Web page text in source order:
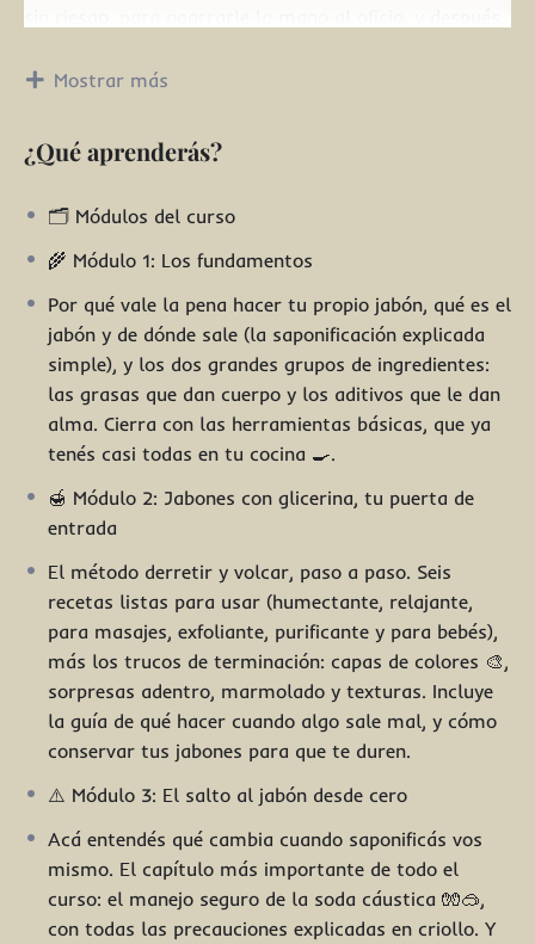
cáustica, como lo hacían los maestros jaboneros de
vas a perder el miedo a la soda con las precauciones
justas, y vas a terminar con fórmulas propias, curadas
laboratorio: es lo mismo que vengo compartiendo con
la bioconstrucción y la permacultura, aplicado a algo
🌱 Nivel: desde cero, no necesitás saber nada de
química ni tener experiencia previa.
⏳ Duración: autogestionado, a tu ritmo. La primera
parte (glicerina) se hace en una tarde. La segunda
parte (frío) incluye un tiempo de curado de 4 a 6
pantalla.
🧰 Qué necesitás: balanza de cocina, olla, moldes y
utensilios básicos (todo detallado en el Módulo 1). Para
la parte de jabón desde cero: antiparras, guantes y
soda cáustica.
📦 Incluye: manual completo en PDF, 11 recetas
resueltas (6 de glicerina + 5 de frío), glosario y
plantilla de registro de recetas.
Si alguna vez te preguntaste qué lleva de verdad el
jabón que usás todos los días, este es el lugar para
empezar a responderlo con tus propias manos.
Arrancá cuando quieras, no hay apuro: primero la
pelotita, después la maqueta, y un día, sin darte
cuenta, tu propia fórmula. 🌱🧼
Mostrar más
¿Qué aprenderás?
🗂️ Módulos del curso
🌾 Módulo 1: Los fundamentos
Por qué vale la pena hacer tu propio jabón, qué es el
jabón y de dónde sale (la saponificación explicada
simple), y los dos grandes grupos de ingredientes:
las grasas que dan cuerpo y los aditivos que le dan
alma. Cierra con las herramientas básicas, que ya
tenés casi todas en tu cocina 🍳.
🍯 Módulo 2: Jabones con glicerina, tu puerta de
entrada
El método derretir y volcar, paso a paso. Seis
recetas listas para usar (humectante, relajante,
para masajes, exfoliante, purificante y para bebés),
más los trucos de terminación: capas de colores 🎨,
sorpresas adentro, marmolado y texturas. Incluye
la guía de qué hacer cuando algo sale mal, y cómo
conservar tus jabones para que te duren.
⚠️ Módulo 3: El salto al jabón desde cero
Acá entendés qué cambia cuando saponificás vos
mismo. El capítulo más importante de todo el
curso: el manejo seguro de la soda cáustica 🧤🥽,
con todas las precauciones explicadas en criollo. Y